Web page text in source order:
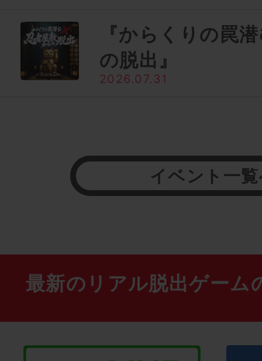
『からくりの罠
の脱出』
2026.07.31
イベント一
最新のリアル脱出ゲーム